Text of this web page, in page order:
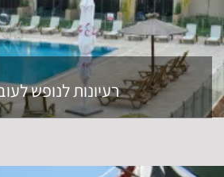
רעיונות לנופש